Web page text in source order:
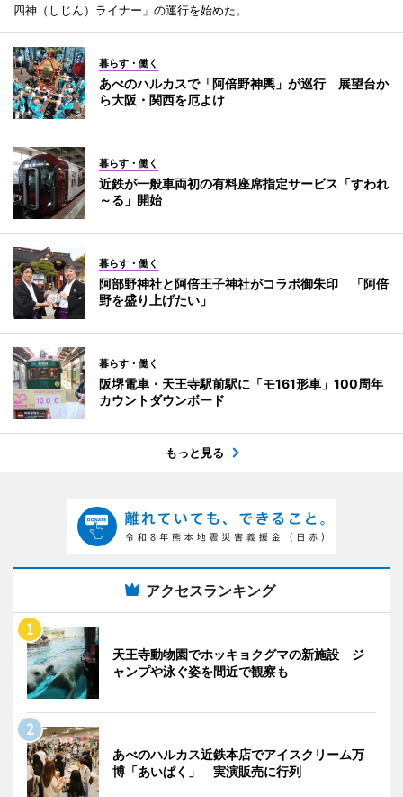
四神（しじん）ライナー」の運行を始めた。
暮らす・働く
あべのハルカスで「阿倍野神輿」が巡行 展望台か
ら大阪・関西を厄よけ
暮らす・働く
近鉄が一般車両初の有料座席指定サービス「すわれ
～る」開始
暮らす・働く
阿部野神社と阿倍王子神社がコラボ御朱印 「阿倍
野を盛り上げたい」
暮らす・働く
阪堺電車・天王寺駅前駅に「モ161形車」100周年
カウントダウンボード
もっと見る
アクセスランキング
天王寺動物園でホッキョクグマの新施設 ジ
ャンプや泳ぐ姿を間近で観察も
あべのハルカス近鉄本店でアイスクリーム万
博「あいぱく」 実演販売に行列